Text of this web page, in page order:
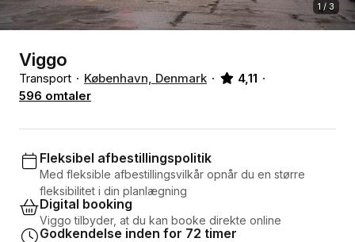
1 / 3
Viggo
Transport København, Denmark
4,11
596 omtaler
Fleksibel afbestillingspolitik
Med fleksible afbestillingsvilkår opnår du en større
fleksibilitet i din planlægning
Digital booking
Viggo tilbyder, at du kan booke direkte online
Godkendelse inden for 72 timer